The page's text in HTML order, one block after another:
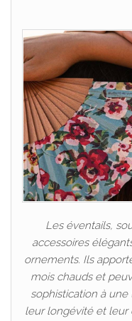
Les éventails,
accessoires
ornements. Ils
mois chauds et
sophistication à
leur longévité et leur